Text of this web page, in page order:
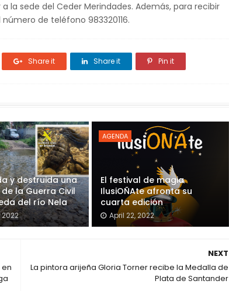
la sede del Ceder Merindades. Además, para recibir
de teléfono 983320116.
Share it Share it Pin it
y destruida una
la Guerra Civil
del río Nela
AGENDA
El festival de magia
IlusiOÑAte afronta su
cuarta edición
April 22, 2022
NEXT
La pintora arijeña Gloria Torner recibe la Medalla de
Plata de Santander